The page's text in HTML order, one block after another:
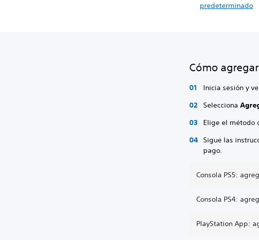
predeterminado
Cómo
Inicia sesión y
Selecciona
Elige el método
Sigue las
pago.
Consola PS5:
Consola PS4:
PlayStation App: